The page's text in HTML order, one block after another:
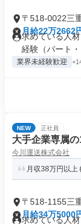
〒518-0022三
月給22万2662
求めている人
経験（パート・
業界未経験歓迎
NEW 正社員
大手企業専属
今川運送株式会社
月収38万円以上
〒518-1155三
月給34万5000
求めている人